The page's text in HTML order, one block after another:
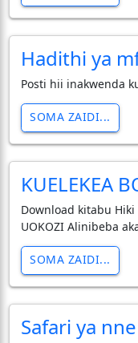
Hadithi ya
Posti hii inakwenda
SOMA ZAIDI...
KUELEKEA
Download kitabu Hiki
UOKOZI Alinibeba
SOMA ZAIDI...
Safari ya